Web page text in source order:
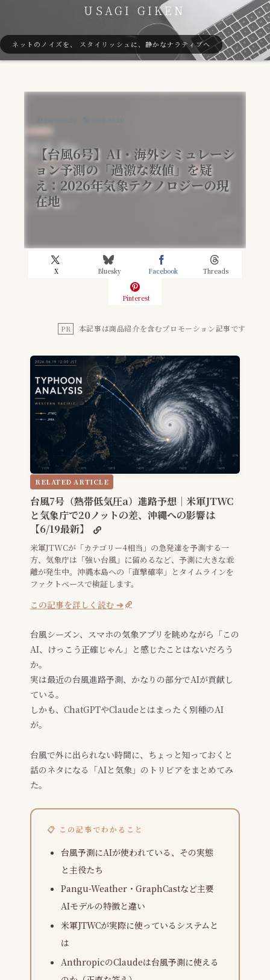
USAGI GIKEN
ネットのノイズを、 スタイリッシュに、静かなナラティブへ
【台風6号】AI・海外シミュレーシ
ョン予測の「過激な数値」を疑
え：2026年気象テクノロジーの現
在地
X Bluesky Facebook Threads
Pinterest
2026.06.20
PR 本記事は商品紹介を含むプロモーション記事です
RELATED ARTICLE
台風7号（熱帯低気圧a）進路予想｜米軍JTWC
と気象庁で20ノットの差、沖縄への影響は
【6/19最新】
米軍JTWCが「カテゴリー4相当」の急発達を予測する一
方、気象庁は「強い台風」に留めるなど、予測に大きな乖
離が発生中。沖縄本島への「直撃確率」とタイムラインを
ファクトベースで検証します。
この記事を詳しく読む ➔
台風シーズン、スマホの気象アプリを眺めながら「この
AI、けっこう正確じゃん」と感じたことはないだろう
か。
実は最近の台風進路予測、かなりの部分でAIが貢献し
ている。
しかも、ChatGPTやClaudeとはまったく別種のAI
が。
台風で外に出られない時間に、ちょっと知っておくと
話のネタになる「AIと気象」のトリビアをまとめてみ
た。
📋 この記事でわかること
台風予測にAIが使われている、その実態
と主役たち
Pangu-Weather・GraphCastなど主要
AIモデルの特徴と違い
米軍JTWCが実際に使っているシステムと
は
AnthropicのClaudeは台風予測に使える